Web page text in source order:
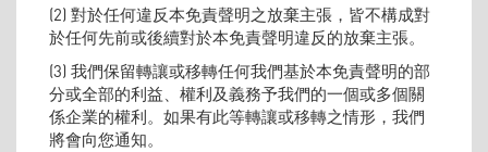
(2) 對於任何違反本免責聲明之放棄主張，皆不構成對
於任何先前或後續對於本免責聲明違反的放棄主張。
(3) 我們保留轉讓或移轉任何我們基於本免責聲明的部
分或全部的利益、權利及義務予我們的一個或多個關
係企業的權利。如果有此等轉讓或移轉之情形，我們
將會向您通知。